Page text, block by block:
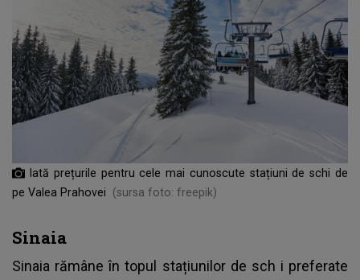
Iată prețurile pentru cele mai cunoscute stațiuni de schi de
pe Valea Prahovei
(sursa foto: freepik)
Sinaia
Sinaia rămâne întopul stațiunilor de sch i preferate